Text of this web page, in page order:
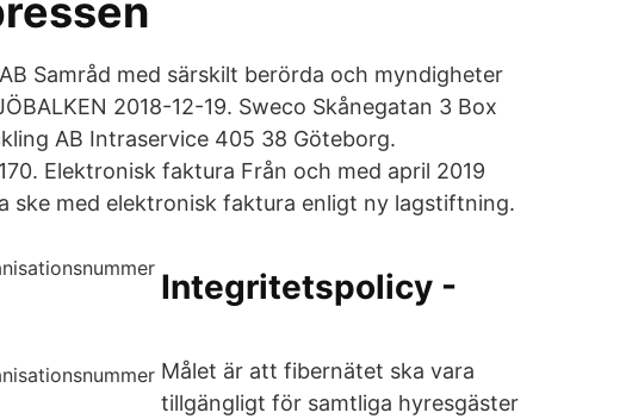
AB Samråd med särskilt berörda och myndigheter
2018-12-19. Sweco Skånegatan 3 Box
AB Intraservice 405 38 Göteborg.
Elektronisk faktura Från och med april 2019
ske med elektronisk faktura enligt ny lagstiftning.
Integritetspolicy -
Målet är att fibernätet ska vara
tillgängligt för samtliga hyresgäster